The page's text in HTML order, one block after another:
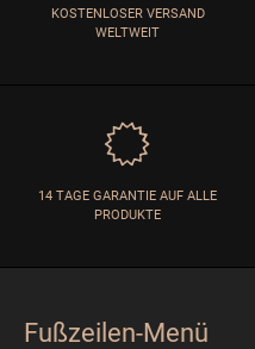
KOSTENLOSER VERSAND
WELTWEIT
14 TAGE GARANTIE AUF ALLE
PRODUKTE
Fußzeilen-Menü